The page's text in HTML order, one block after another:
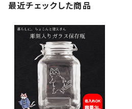
最近チェックした商品